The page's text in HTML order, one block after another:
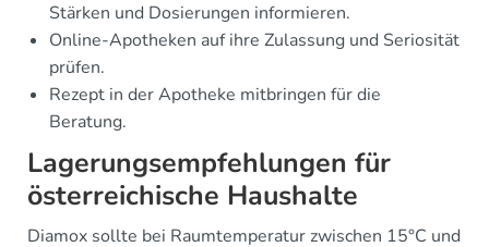
Stärken und Dosierungen informieren.
Online-Apotheken auf ihre Zulassung und Seriosität
prüfen.
Rezept in der Apotheke mitbringen für die
Beratung.
Lagerungsempfehlungen für
österreichische Haushalte
Diamox sollte bei Raumtemperatur zwischen 15°C und